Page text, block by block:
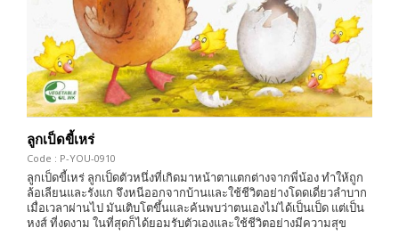
ลูกเป็ดขี้เหร่
Code : P-YOU-0910
ลูกเป็ดขี้เหร่ ลูกเป็ดตัวหนึ่งที่เกิดมาหน้าตาแตกต่างจากพี่น้อง ทำให้ถูก
ล้อเลียนและรังแก จึงหนีออกจากบ้านและใช้ชีวิตอย่างโดดเดี่ยวลำบาก
เมื่อเวลาผ่านไป มันเติบโตขึ้นและค้นพบว่าตนเองไม่ได้เป็นเป็ด แต่เป็น
หงส์ ที่งดงาม ในที่สุดก็ได้ยอมรับตัวเองและใช้ชีวิตอย่างมีความสุข